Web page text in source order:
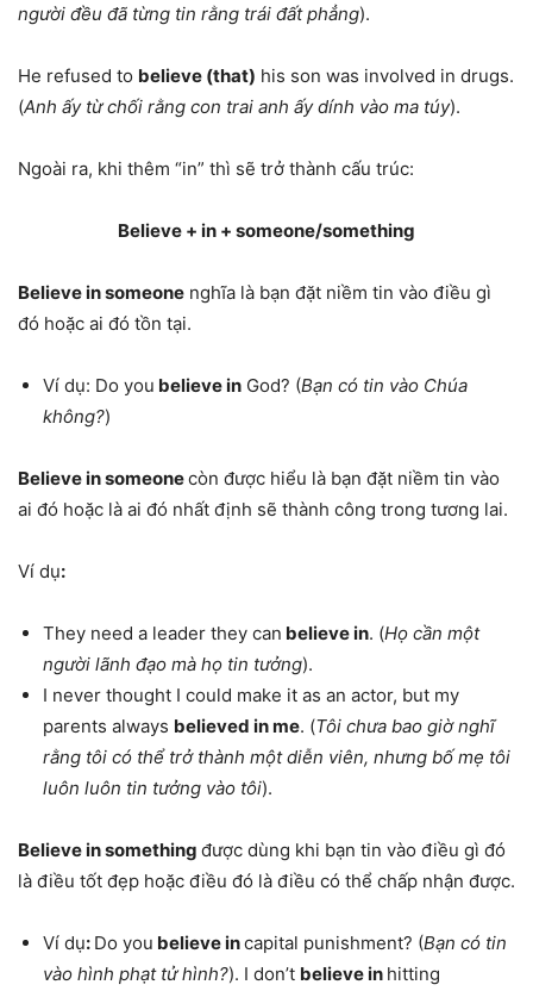
người đều đã từng tin rằng trái đất phẳng).
He refused to believe (that) his son was involved in drugs.
(Anh ấy từ chối rằng con trai anh ấy dính vào ma túy).
Ngoài ra, khi thêm “in” thì sẽ trở thành cấu trúc:
Believe + in + someone/something
Believe in someone nghĩa là bạn đặt niềm tin vào điều gì
đó hoặc ai đó tồn tại.
Ví dụ: Do you believe in God? (Bạn có tin vào Chúa
không?)
Believe in someonecòn được hiểu là bạn đặt niềm tin vào
ai đó hoặc là ai đó nhất định sẽ thành công trong tương lai.
Ví dụ:
They need a leader they can believe in. (Họ cần một
người lãnh đạo mà họ tin tưởng).
I never thought I could make it as an actor, but my
parents always believed in me. (Tôi chưa bao giờ nghĩ
rằng tôi có thể trở thành một diễn viên, nhưng bố mẹ tôi
luôn luôn tin tưởng vào tôi).
Believe in something được dùng khi bạn tin vào điều gì đó
là điều tốt đẹp hoặc điều đó là điều có thể chấp nhận được.
Ví dụ: Do you believe incapital punishment? (Bạn có tin
vào hình phạt tử hình?). I don’t believe in hitting